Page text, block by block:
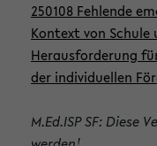
250108 Fehlende
Kontext von
Herausforderung
der individuellen
M.Ed.ISP SF: